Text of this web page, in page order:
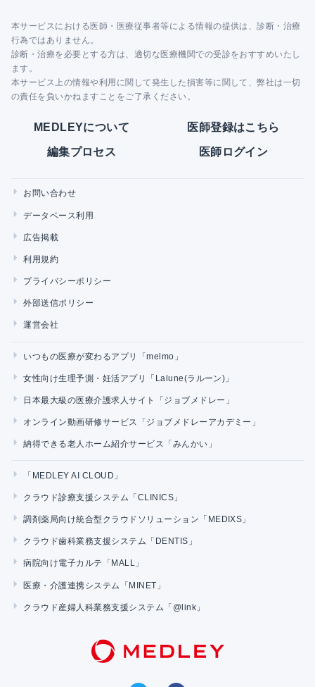
本サービスにおける医師・医療従事者等による情報の提供は、診断・治療
行為ではありません。
診断・治療を必要とする方は、適切な医療機関での受診をおすすめいたし
ます。
本サービス上の情報や利用に関して発生した損害等に関して、弊社は一切
の責任を負いかねますことをご了承ください。
MEDLEYについて 医師登録はこちら
編集プロセス 医師ログイン
お問い合わせ
データベース利用
広告掲載
利用規約
プライバシーポリシー
外部送信ポリシー
運営会社
いつもの医療が変わるアプリ「melmo」
女性向け生理予測・妊活アプリ「Lalune(ラルーン)」
日本最大級の医療介護求人サイト「ジョブメドレー」
オンライン動画研修サービス「ジョブメドレーアカデミー」
納得できる老人ホーム紹介サービス「みんかい」
「MEDLEY AI CLOUD」
クラウド診療支援システム「CLINICS」
調剤薬局向け統合型クラウドソリューション「MEDIXS」
クラウド歯科業務支援システム「DENTIS」
病院向け電子カルテ「MALL」
医療・介護連携システム「MINET」
クラウド産婦人科業務支援システム「@link」